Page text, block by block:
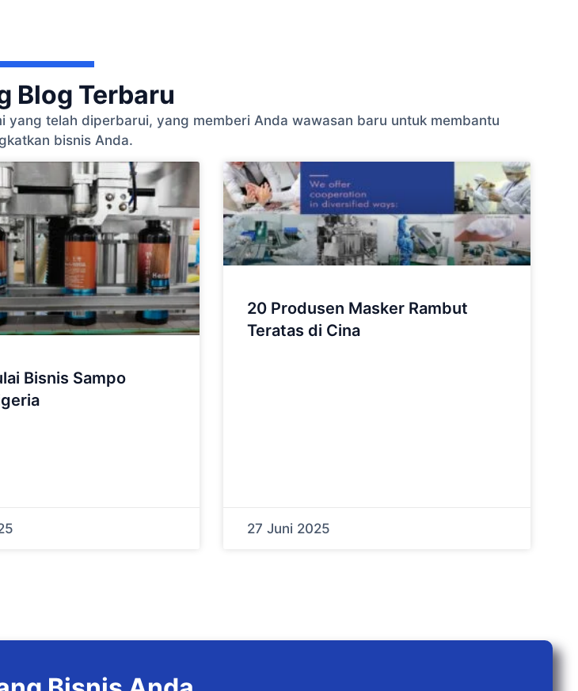
Blog Terbaru
telah diperbarui, yang memberi Anda wawasan baru untuk membantu
bisnis Anda.
Bisnis Sampo
20 Produsen Masker Rambut
Teratas di Cina
27 Juni 2025